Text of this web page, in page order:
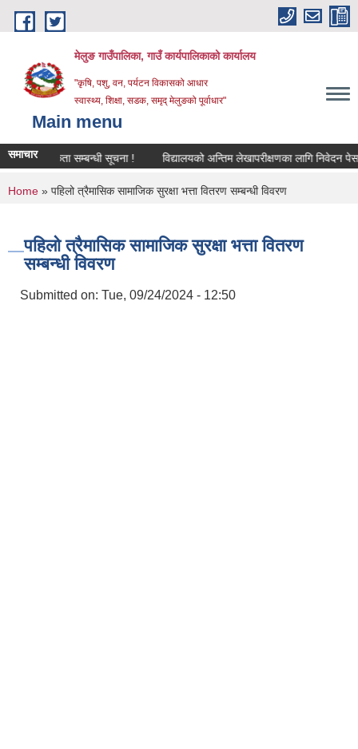
Skip to main content
मेलुङ गाउँपालिका, गाउँ कार्यपालिकाको कार्यालय
"कृषि, पशु, वन, पर्यटन विकासको आधार
स्वास्थ्य, शिक्षा, सडक, समृद् मेलुङको पूर्वाधार"
Main menu
समाचार
आवश्‍यकता सम्बन्धी सूचना ! विद्यालयको अन्तिम लेखापरीक्षणका लागि निवेदन पेस
You are here
Home » पहिलो त्रैमासिक सामाजिक सुरक्षा भत्ता वितरण सम्बन्धी विवरण
पहिलो त्रैमासिक सामाजिक सुरक्षा भत्ता वितरण
सम्बन्धी विवरण
Submitted on: Tue, 09/24/2024 - 12:50